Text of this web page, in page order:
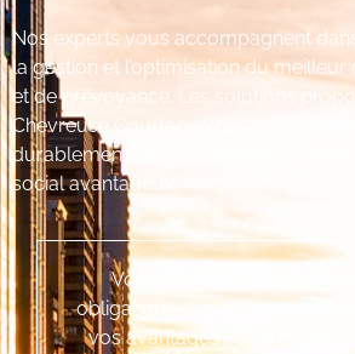
Nos experts vous accompagnent
la gestion et l’optimisation du meilleur
et de prévoyance. Les solutions
Chevreuse Courtage vous
durablement vos collaborateurs
social avantageux.
Vous êtes certains de
obligations conventionnelles
vos avantages sociaux et